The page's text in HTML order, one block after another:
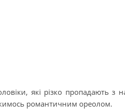
які різко пропадають з
романтичним ореолом.